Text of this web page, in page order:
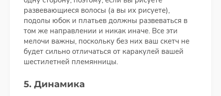
развевающиеся волосы (а вы их рисуете),
подолы юбок и платьев должны развеваться в
том же направлении и никак иначе. Все эти
мелочи важны, поскольку без них ваш скетч не
будет сильно отличаться от каракулей вашей
шестилетней племянницы.
5. Динамика